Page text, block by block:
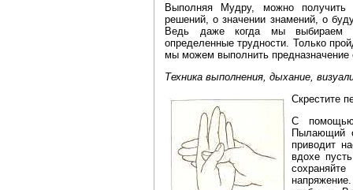
Выполняя Мудру, можно получить
решений, о значении знамений, о
Ведь даже когда мы выбираем
определенные трудности. Только
мы можем выполнить предназначение
Техника выполнения, дыхание,
Скрестите
С помощью
Пылающий
приводит
вдохе